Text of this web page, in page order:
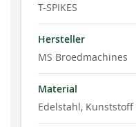
T-SPIKES
Hersteller
MS Broedmachines
Material
Edelstahl, Kunststoff